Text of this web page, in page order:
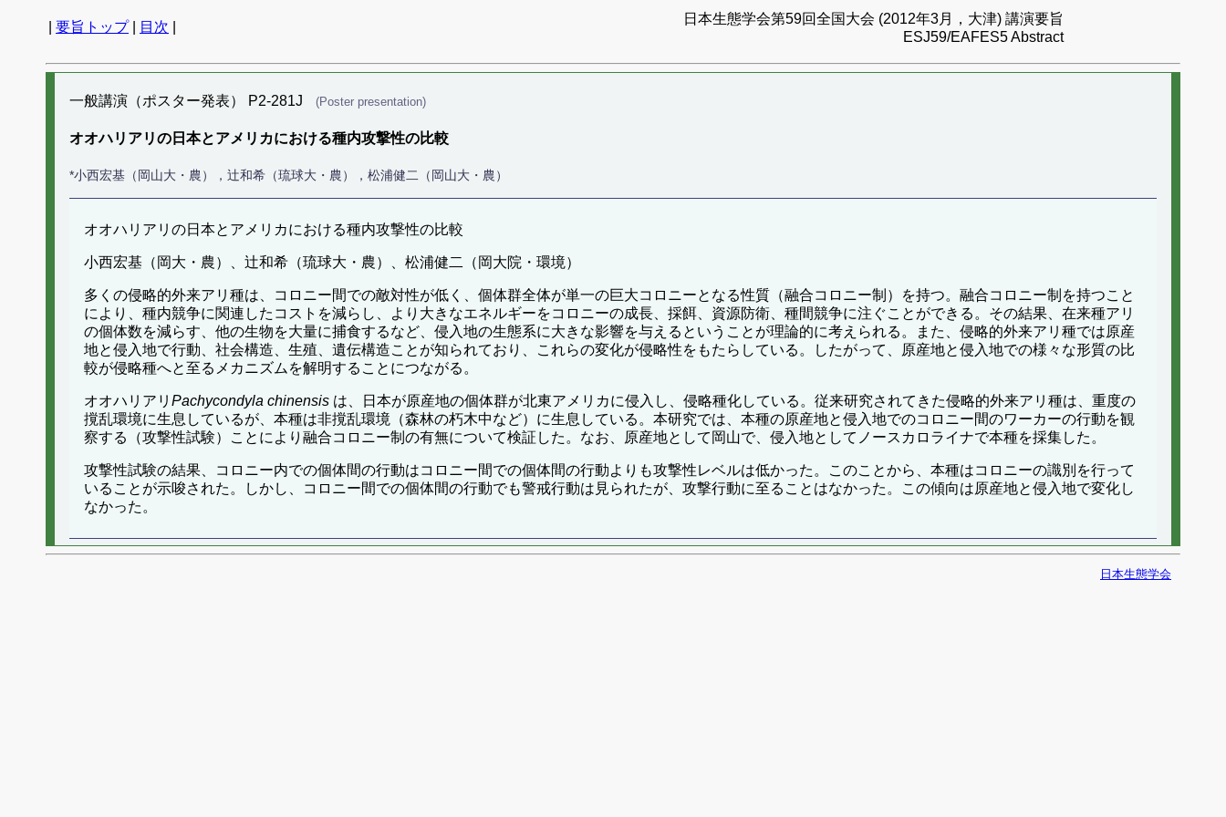
要旨トップ| 目次
日本生態学会第59回全国大会 (2012年3月，大津) 講演要旨
ESJ59/EAFES5 Abstract
一般講演（ポスター発表） P2-281J (Poster presentation)
オオハリアリの日本とアメリカにおける種内攻撃性の比較
*小西宏基（岡山大・農），辻和希（琉球大・農），松浦健二（岡山大・農）
オオハリアリの日本とアメリカにおける種内攻撃性の比較
小西宏基（岡大・農）、辻和希（琉球大・農）、松浦健二（岡大院・環境）
多くの侵略的外来アリ種は、コロニー間での敵対性が低く、個体群全体が単一の巨大コロニーとなる性質（融合コロニー制）を持つ。融合コロニー制を持つこと
により、種内競争に関連したコストを減らし、より大きなエネルギーをコロニーの成長、採餌、資源防衛、種間競争に注ぐことができる。その結果、在来種アリ
の個体数を減らす、他の生物を大量に捕食するなど、侵入地の生態系に大きな影響を与えるということが理論的に考えられる。また、侵略的外来アリ種では原産
地と侵入地で行動、社会構造、生殖、遺伝構造ことが知られており、これらの変化が侵略性をもたらしている。したがって、原産地と侵入地での様々な形質の比
較が侵略種へと至るメカニズムを解明することにつながる。
オオハリアリ Pachycondyla chinensis は、日本が原産地の個体群が北東アメリカに侵入し、侵略種化している。従来研究されてきた侵略的外来アリ種は、重度の
撹乱環境に生息しているが、本種は非撹乱環境（森林の朽木中など）に生息している。本研究では、本種の原産地と侵入地でのコロニー間のワーカーの行動を観
察する（攻撃性試験）ことにより融合コロニー制の有無について検証した。なお、原産地として岡山で、侵入地としてノースカロライナで本種を採集した。
攻撃性試験の結果、コロニー内での個体間の行動はコロニー間での個体間の行動よりも攻撃性レベルは低かった。このことから、本種はコロニーの識別を行って
いることが示唆された。しかし、コロニー間での個体間の行動でも警戒行動は見られたが、攻撃行動に至ることはなかった。この傾向は原産地と侵入地で変化し
なかった。
日本生態学会